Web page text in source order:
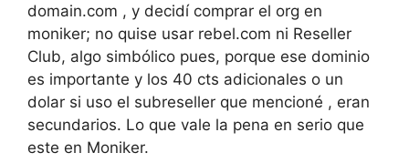
domain.com , y decidí comprar el org en
moniker; no quise usar rebel.com ni Reseller
Club, algo simbólico pues, porque ese dominio
es importante y los 40 cts adicionales o un
dolar si uso el subreseller que mencioné , eran
secundarios. Lo que vale la pena en serio que
este en Moniker.